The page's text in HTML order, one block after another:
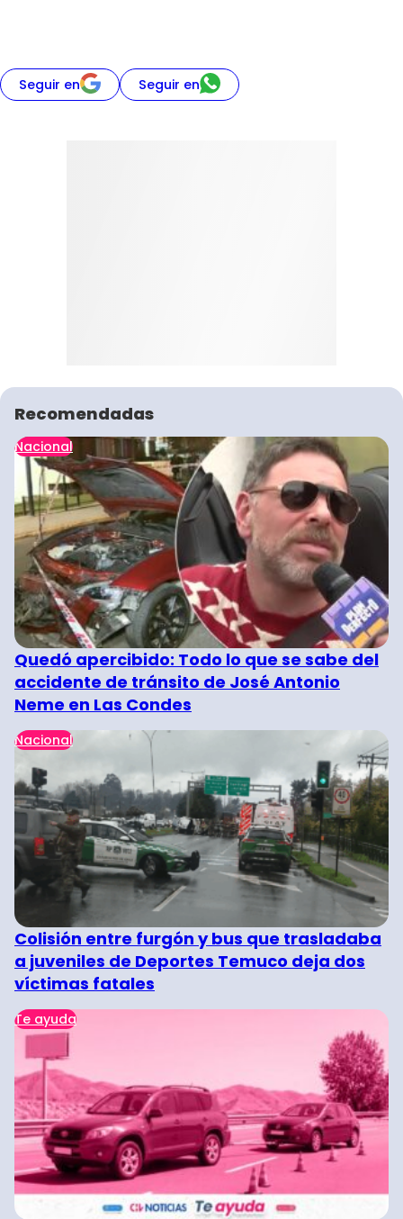
Seguir en Seguir en
Recomendadas
Nacional
Quedó apercibido: Todo lo que se sabe del
accidente de tránsito de José Antonio
Neme en Las Condes
Nacional
Colisión entre furgón y bus que trasladaba
a juveniles de Deportes Temuco deja dos
víctimas fatales
Te ayuda